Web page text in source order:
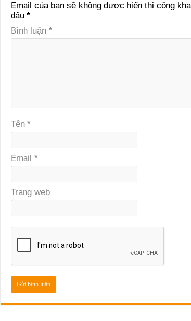
Email của bạn sẽ không được hiển thị công
dấu *
Bình luận *
Tên *
Email *
Trang web